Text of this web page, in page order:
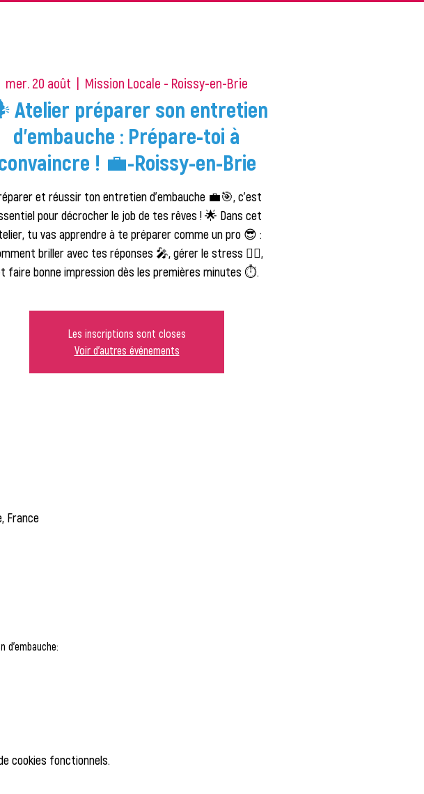
mer. 20 août
  |
Mission Locale - Roissy-en-Brie
préparer son entretien
d'embauche : Prépare-toi à
! 💼-Roissy-en-Brie
et réussir ton entretien d'embauche 💼🎯, c'est
pour décrocher le job de tes rêves ! 🌟 Dans cet
tu vas apprendre à te préparer comme un pro 😎 :
briller avec tes réponses 🎤, gérer le stress 💆‍♂️,
faire bonne impression dès les premières minutes ⏱️.
Les inscriptions sont closes
Voir d'autres événements
France
d'embauche:
cookies fonctionnels.